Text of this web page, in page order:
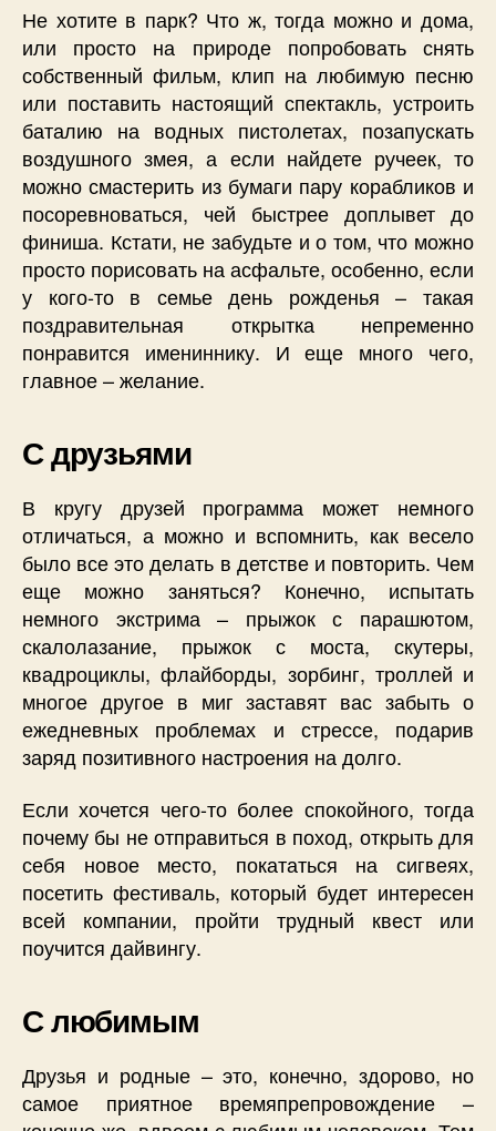
Не хотите в парк? Что ж, тогда можно и дома,
или просто на природе попробовать снять
собственный фильм, клип на любимую песню
или поставить настоящий спектакль, устроить
баталию на водных пистолетах, позапускать
воздушного змея, а если найдете ручеек, то
можно смастерить из бумаги пару корабликов и
посоревноваться, чей быстрее доплывет до
финиша. Кстати, не забудьте и о том, что можно
просто порисовать на асфальте, особенно, если
у кого-то в семье день рожденья – такая
поздравительная открытка непременно
понравится имениннику. И еще много чего,
главное – желание.
С друзьями
В кругу друзей программа может немного
отличаться, а можно и вспомнить, как весело
было все это делать в детстве и повторить. Чем
еще можно заняться? Конечно, испытать
немного экстрима – прыжок с парашютом,
скалолазание, прыжок с моста, скутеры,
квадроциклы, флайборды, зорбинг, троллей и
многое другое в миг заставят вас забыть о
ежедневных проблемах и стрессе, подарив
заряд позитивного настроения на долго.
Если хочется чего-то более спокойного, тогда
почему бы не отправиться в поход, открыть для
себя новое место, покататься на сигвеях,
посетить фестиваль, который будет интересен
всей компании, пройти трудный квест или
поучится дайвингу.
С любимым
Друзья и родные – это, конечно, здорово, но
самое приятное времяпрепровождение –